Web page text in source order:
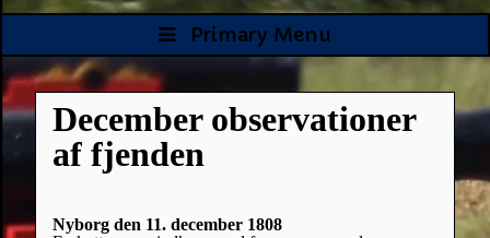
Primary Menu
December observationer
af fjenden
Nyborg den 11. december 1808